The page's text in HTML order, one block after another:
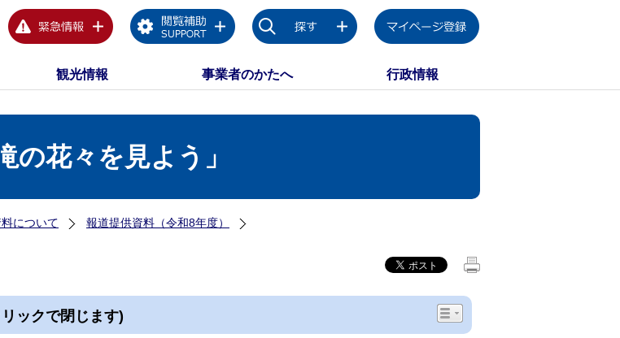
観光情報 事業者のかたへ 行政情報
の花々を見よう」
について
報道提供資料（令和8年度）
ックで閉じます)